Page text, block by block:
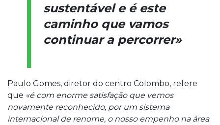
sustentável e é este
caminho que vamos
continuar a percorrer»
Paulo Gomes, diretor do centro Colombo, refere
que «é com enorme satisfação que vemos
novamente reconhecido, por um sistema
internacional de renome, o nosso empenho na área